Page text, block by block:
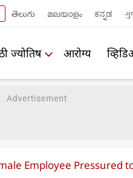
తెలుగు മലയാളം ಕನ್ನಡ
ज्योतिष आरोग्य
Employee Pressured